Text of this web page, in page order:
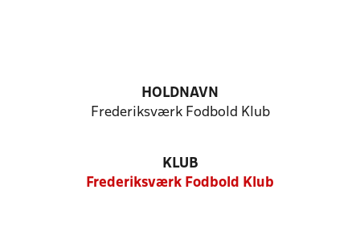
HOLDNAVN
Frederiksværk Fodbold Klub
KLUB
Frederiksværk Fodbold Klub